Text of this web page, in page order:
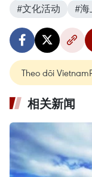
#文化活动
#
Theo dõi
相关新闻